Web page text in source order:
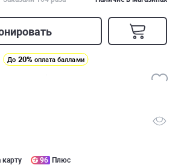
До 20% оплата баллами
карту 96 Плюс